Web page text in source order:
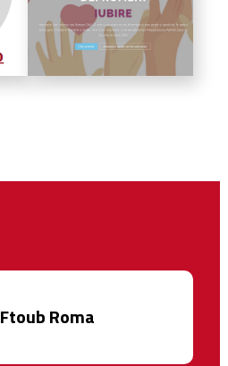
Ftoub Roma